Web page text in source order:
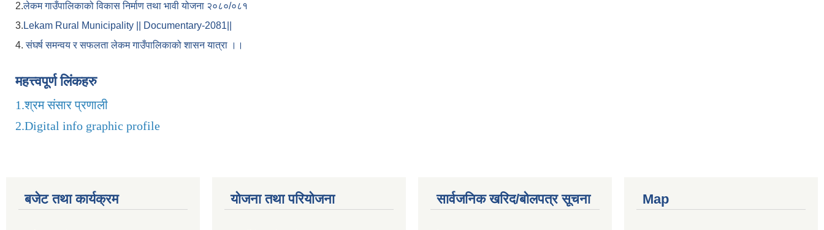
2.लेकम गाउँपालिकाको विकास निर्माण तथा भावी योजना २०८०/०८१
3. Lekam Rural Municipality || Documentary-2081||
4.संघर्ष समन्वय र सफलता लेकम गाउँपालिकाको शासन यात्रा ।।
महत्त्वपूर्ण लिंकहरु
1.श्रम संसार प्रणाली
2.Digital info graphic profile
बजेट तथा कार्यक्रम योजना तथा परियोजना सार्वजनिक खरिद/बोलपत्र सूचना Map